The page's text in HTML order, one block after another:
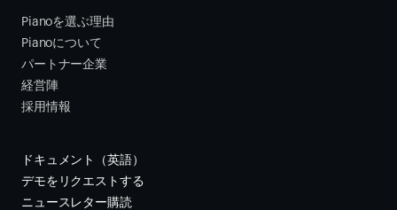
Pianoを選ぶ理由
Pianoについて
パートナー企業
経営陣
採用情報
ドキュメント（英語）
デモをリクエストする
ニュースレター購読